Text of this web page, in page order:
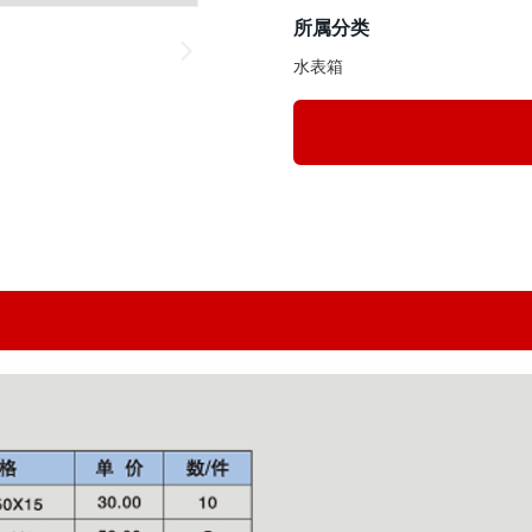
所属分类
水表箱